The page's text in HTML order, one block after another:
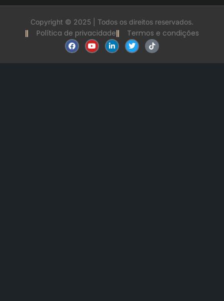
Copyright © 2025 | Todos os direitos reservados.
Política de privacidade
Termos e condições
F
a
c
Y
o
u
L
i
n
T
w
i
T
i
k